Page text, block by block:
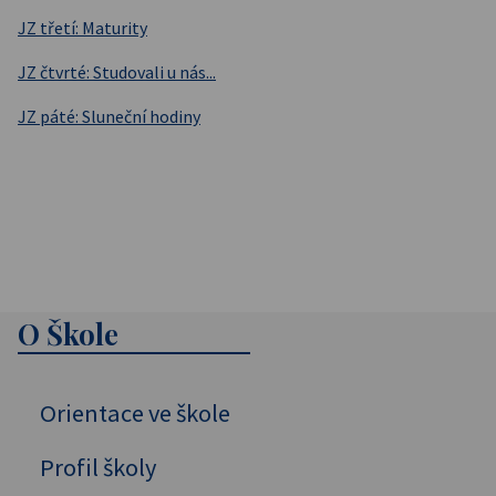
JZ třetí: Maturity
JZ čtvrté: Studovali u nás...
JZ páté: Sluneční hodiny
O Škole
Orientace ve škole
Profil školy